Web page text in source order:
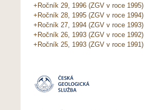
+Ročník 29, 1996 (ZGV v roce 1995)
+Ročník 28, 1995 (ZGV v roce 1994)
+Ročník 27, 1994 (ZGV v roce 1993)
+Ročník 26, 1993 (ZGV v roce 1992)
+Ročník 25, 1993 (ZGV v roce 1991)